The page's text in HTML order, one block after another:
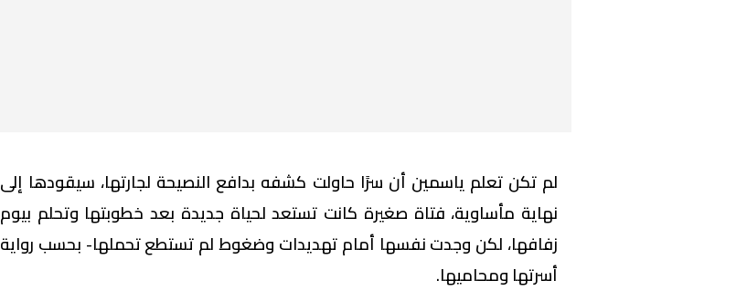
لم تكن تعلم ياسمين أن سرًا حاولت كشفه بدافع النصيحة لجارتها، سيقودها إلى
نهاية مأساوية، فتاة صغيرة كانت تستعد لحياة جديدة بعد خطوبتها وتحلم بيوم
زفافها، لكن وجدت نفسها أمام تهديدات وضغوط لم تستطع تحملها- بحسب رواية
أسرتها ومحاميها.